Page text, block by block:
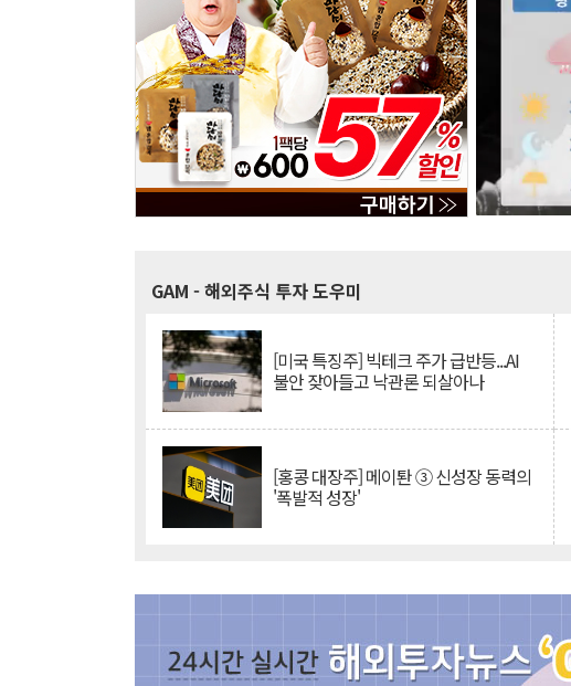
GAM - 해외주식 투자 도우미
[미국 특징주] 빅테크 주가 급반등...AI
불안 잦아들고 낙관론 되살아나
[홍콩 대장주] 메이퇀 ③ 신성장 동력의
'폭발적 성장'